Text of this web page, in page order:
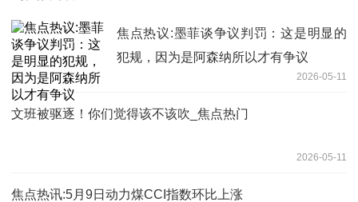
焦点热议:墨菲谈争议判罚：这是明显的
犯规，因为是阿森纳所以才有争议
2026-05-11
文班被驱逐！你们觉得该不该吹_焦点热门
2026-05-11
焦点热讯:5月9日动力煤CCI指数环比上涨